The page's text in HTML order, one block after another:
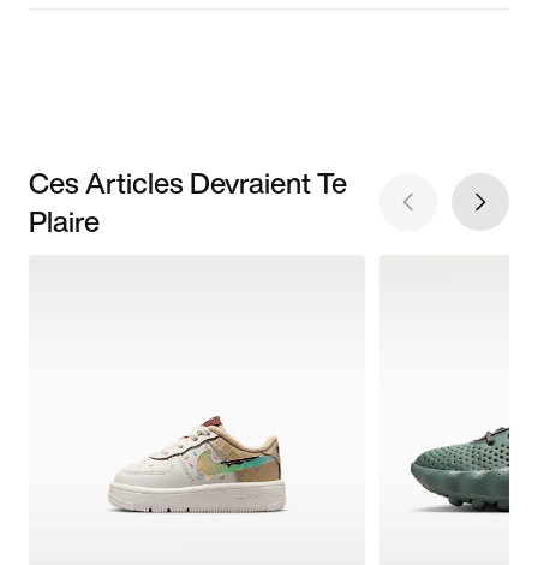
Ces Articles Devraient Te
Plaire